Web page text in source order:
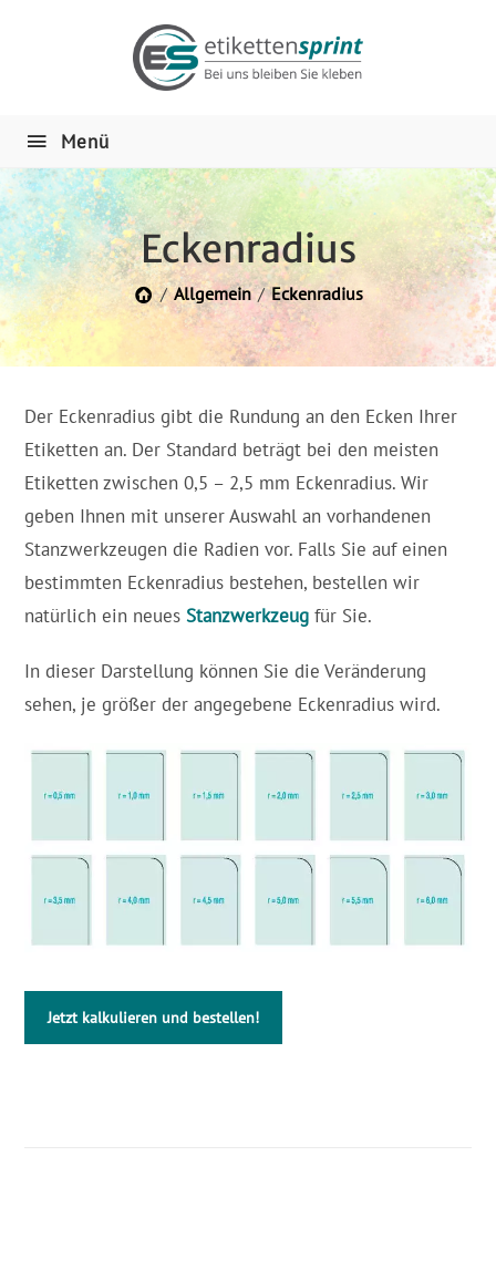
Menü
Eckenradius
/ Allgemein / Eckenradius
Der Eckenradius gibt die Rundung an den Ecken Ihrer
Etiketten an. Der Standard beträgt bei den meisten
Etiketten zwischen 0,5 – 2,5 mm Eckenradius. Wir
geben Ihnen mit unserer Auswahl an vorhandenen
Stanzwerkzeugen die Radien vor. Falls Sie auf einen
bestimmten Eckenradius bestehen, bestellen wir
natürlich ein neuesStanzwerkzeug für Sie.
In dieser Darstellung können Sie die Veränderung
sehen, je größer der angegebene Eckenradius wird.
Jetzt kalkulieren und bestellen!